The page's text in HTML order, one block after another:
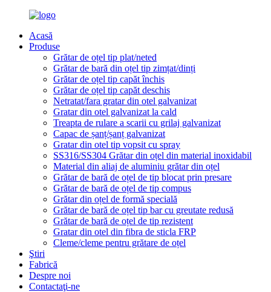
Acasă
Produse
Grătar de oțel tip plat/neted
Grătar de bară din oțel tip zimțat/dinți
Grătar de oțel tip capăt închis
Grătar de oțel tip capăt deschis
Netratat/fara gratar din otel galvanizat
Gratar din otel galvanizat la cald
Treapta de rulare a scarii cu grilaj galvanizat
Capac de șanț/șanț galvanizat
Gratar din otel tip vopsit cu spray
SS316/SS304 Grătar din oțel din material inoxidabil
Material din aliaj de aluminiu grătar din oțel
Grătar de bară de oțel de tip blocat prin presare
Grătar de bară de oțel de tip compus
Grătar din oțel de formă specială
Grătar de bară de oțel tip bar cu greutate redusă
Grătar de bară de oțel de tip rezistent
Gratar din otel din fibra de sticla FRP
Cleme/cleme pentru grătare de oțel
Ştiri
Fabrică
Despre noi
Contactaţi-ne